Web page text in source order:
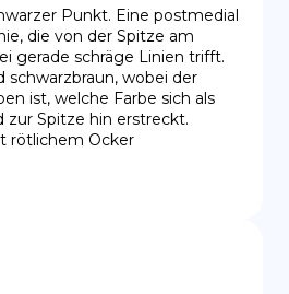
Punkt. Eine postmedial
die von der Spitze am
gerade schräge Linien trifft.
schwarzbraun, wobei der
ist, welche Farbe sich als
zur Spitze hin erstreckt.
rötlichem Ocker